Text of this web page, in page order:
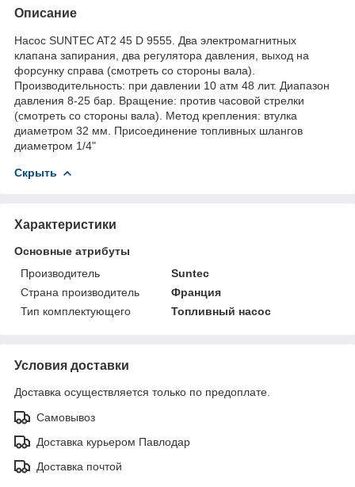
Описание
Насос SUNTEC AT2 45 D 9555. Два электромагнитных
клапана запирания, два регулятора давления, выход на
форсунку справа (смотреть со стороны вала).
Производительность: при давлении 10 атм 48 лит. Диапазон
давления 8-25 бар. Вращение: против часовой стрелки
(смотреть со стороны вала). Метод крепления: втулка
диаметром 32 мм. Присоединение топливных шлангов
диаметром 1/4"
Скрыть
Характеристики
Основные атрибуты
Производитель
Suntec
Страна производитель
Франция
Тип комплектующего
Топливный насос
Условия доставки
Доставка осуществляется только по предоплате.
Самовывоз
Доставка курьером Павлодар
Доставка почтой